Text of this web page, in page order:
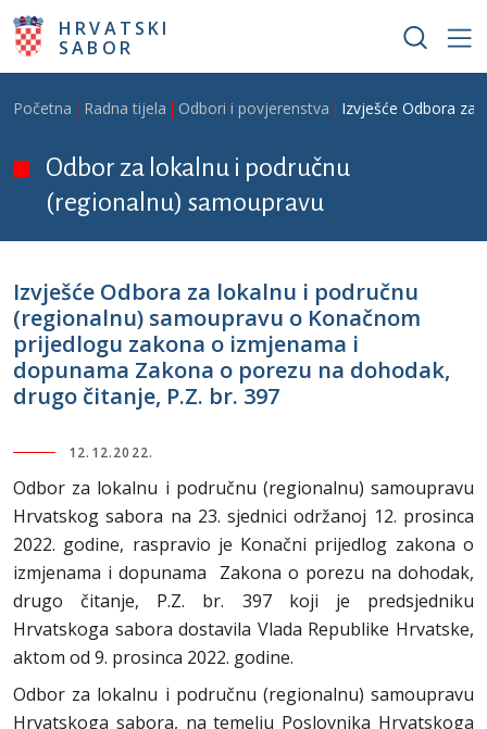
Skoči na glavni sadržaj
HRVATSKI
SABOR
Breadcrumb
Početna Radna tijela Odbori i povjerenstva Izvješće Odbora za
Odbor za lokalnu i područnu
(regionalnu) samoupravu
Izvješće Odbora za lokalnu i područnu
(regionalnu) samoupravu o Konačnom
prijedlogu zakona o izmjenama i
dopunama Zakona o porezu na dohodak,
drugo čitanje, P.Z. br. 397
12.12.2022.
Odbor za lokalnu i područnu (regionalnu) samoupravu
Hrvatskog sabora na 23. sjednici održanoj 12. prosinca
2022. godine, raspravio je Konačni prijedlog zakona o
izmjenama i dopunama Zakona o porezu na dohodak,
drugo čitanje, P.Z. br. 397 koji je predsjedniku
Hrvatskoga sabora dostavila Vlada Republike Hrvatske,
aktom od 9. prosinca 2022. godine.
Odbor za lokalnu i područnu (regionalnu) samoupravu
Hrvatskoga sabora, na temelju Poslovnika Hrvatskoga